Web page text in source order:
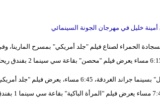
خليل في مهرجان الجونة السينمائي
يعرض فيلم "جلد الأيل" بسينما جراند